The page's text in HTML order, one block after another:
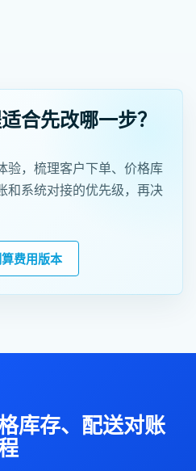
合先改哪一步？
验，梳理客户下单、价格库
和系统对接的优先级，再决
费用版本
库存、配送对账